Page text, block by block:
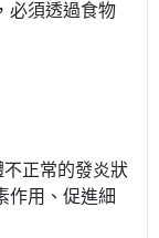
必須透過食物
不正常的發炎狀
作用、促進細